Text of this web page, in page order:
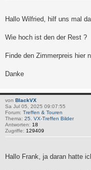
Hallo Wilfried, hilf uns mal
Wie hoch ist den der Rest ?
Finde den Zimmerpreis hier
Danke
von BlackVX
Sa Jul 05, 2025 09:07:55
Forum: Treffen & Touren
Thema: 25. VX-Treffen Bilder
Antworten: 18
Zugriffe: 129409
Hallo Frank, ja daran hatte